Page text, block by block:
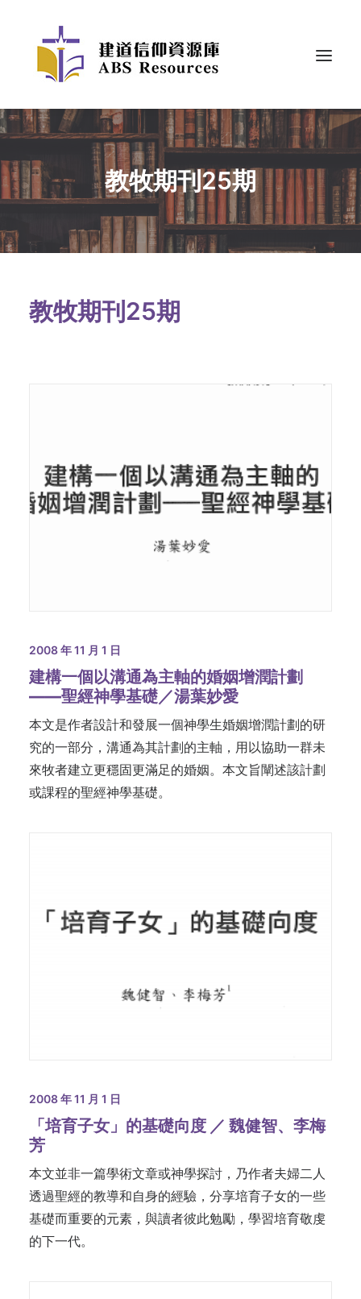
教牧期刊25期
教牧期刊25期
2008 年 11 月 1 日
建構一個以溝通為主軸的婚姻增潤計劃
——聖經神學基礎／湯葉妙愛
本文是作者設計和發展一個神學生婚姻增潤計劃的研
究的一部分，溝通為其計劃的主軸，用以協助一群未
來牧者建立更穩固更滿足的婚姻。本文旨闡述該計劃
或課程的聖經神學基礎。
2008 年 11 月 1 日
「培育子女」的基礎向度 ／ 魏健智、李梅
芳
本文並非一篇學術文章或神學探討，乃作者夫婦二人
透過聖經的教導和自身的經驗，分享培育子女的一些
基礎而重要的元素，與讀者彼此勉勵，學習培育敬虔
的下一代。